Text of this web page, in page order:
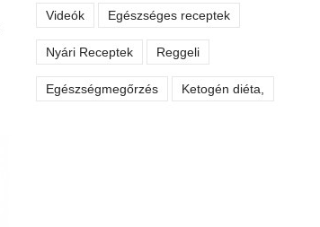
Videók Egészséges receptek
Nyári Receptek Reggeli
Egészségmegőrzés Ketogén diéta,